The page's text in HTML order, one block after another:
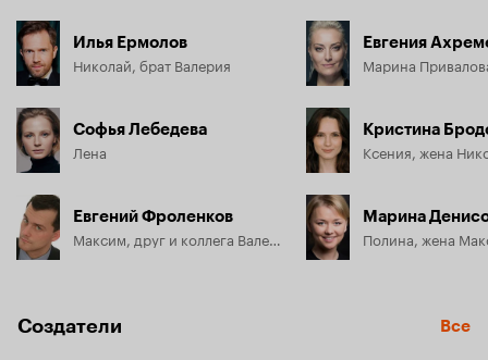
Илья Ермолов
Николай, брат Валерия
Софья Лебедева
Лена
Евгений Фроленков
Максим, друг и коллега Валерия
Евгения
Кристина
Ксения, жена
Марина
Полина, жена
Создатели Все